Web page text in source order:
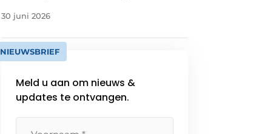
30 juni 2026
NIEUWSBRIEF
Meld u aan om nieuws &
updates te ontvangen.